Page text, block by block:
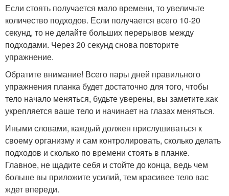
Если стоять получается мало времени, то увеличьте
количество подходов. Если получается всего 10-20
секунд, то не делайте больших перерывов между
подходами. Через 20 секунд снова повторите
упражнение.
Обратите внимание! Всего пары дней правильного
упражнения планка будет достаточно для того, чтобы
тело начало меняться, будьте уверены, вы заметите.как
укрепляется ваше тело и начинает на глазах меняться.
Иными словами, каждый должен прислушиваться к
своему организму и сам контролировать, сколько делать
подходов и сколько по времени стоять в планке.
Главное, не щадите себя и стойте до конца, ведь чем
больше вы приложите усилий, тем красивее тело вас
ждет впереди.